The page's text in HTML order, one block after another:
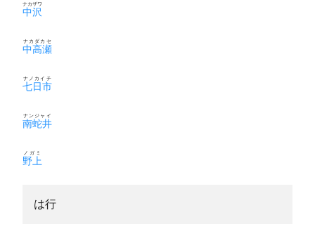
中沢
ナカザワ
中高瀬
ナカダカセ
七日市
ナノカイチ
南蛇井
ナンジャイ
野上
ノガミ
は行